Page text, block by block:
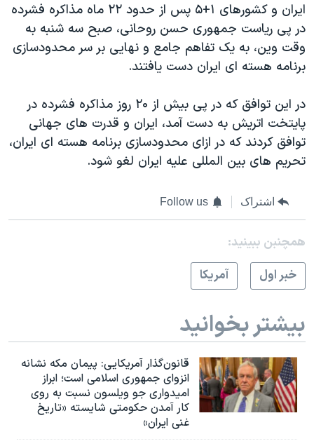
ایران و کشورهای ۱+۵ پس از حدود ۲۲ ماه مذاکره فشرده
در پی ریاست جمهوری حسن روحانی، صبح سه شنبه به
وقت وین، به یک تفاهم جامع و نهایی بر سر محدودسازی
برنامه هسته ای ایران دست یافتند.
در این توافق که در پی بیش از ۲۰ روز مذاکره فشرده در
پایتخت اتریش به دست آمد، ایران و قدرت های جهانی
توافق کردند که در ازای محدودسازی برنامه هسته ای ایران،
تحریم های بین المللی علیه ایران لغو شود.
اشتراک Follow us
همچنبن ببینید:
خبر اول
آمريکا
بیشتر بخوانید
قانون‌گذار آمریکایی: پیمان مکه نشانه
انزوای جمهوری اسلامی است؛ ابراز
امیدواری جو ویلسون نسبت به روی
کار آمدن حکومتی شایسته «تاریخ
غنی ایران»